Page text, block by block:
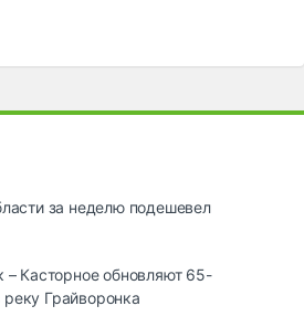
за неделю подешевел
– Касторное обновляют 65-
Грайворонка